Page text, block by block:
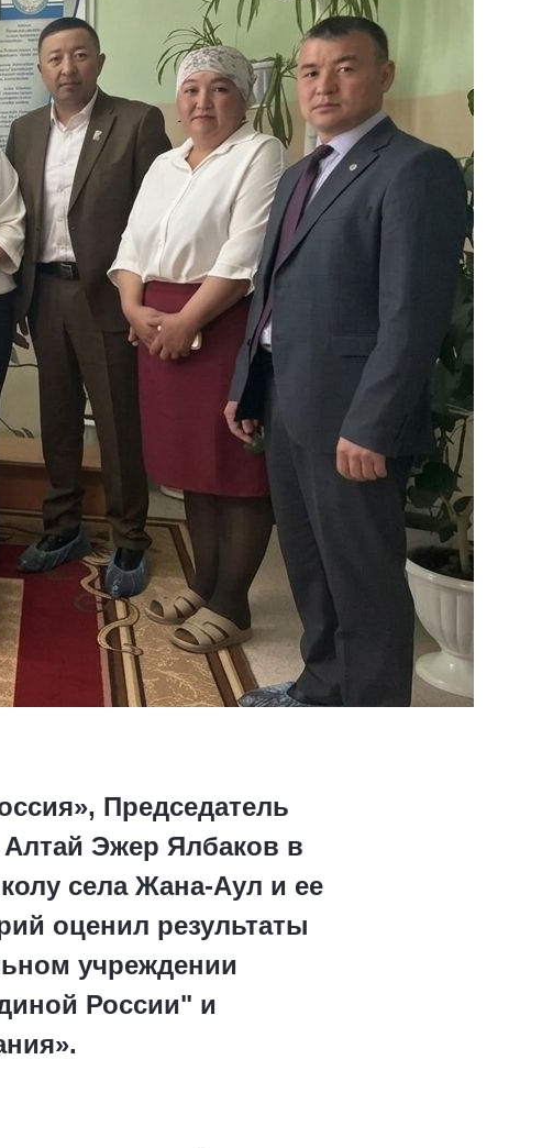
Председатель
Алтай Эжер Ялбаков в
села Жана-Аул и ее
оценил результаты
учреждении
России" и